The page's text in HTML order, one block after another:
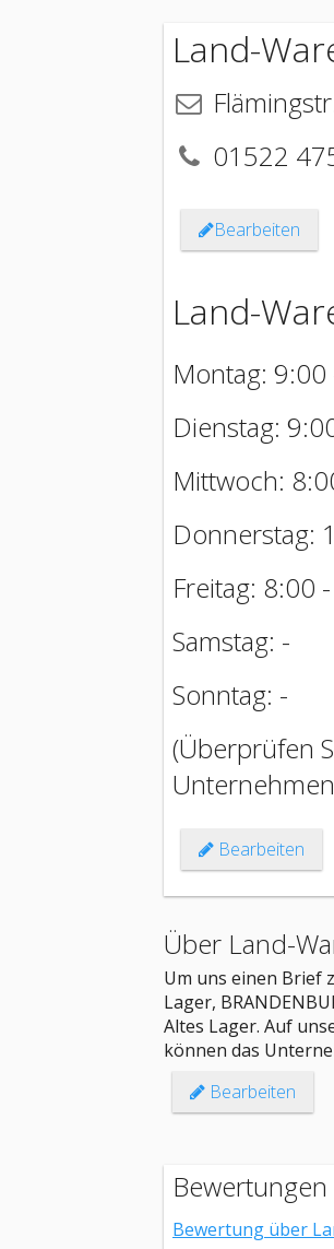
Land-
01522
Bearbeiten
Land-
Montag:
Dienstag:
Mittwoch:
Donnerstag:
Freitag: 8:00
Samstag: -
Sonntag: -
(Überprüfen
Bearbeiten
Über Land-
Um uns einen Brief
Lager,
Altes Lager. Auf
können das
Bearbeiten
Bewertungen
Bewertung über